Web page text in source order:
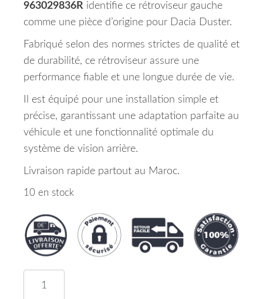
963029836R identifie ce rétroviseur gauche
comme une pièce d’origine pour Dacia Duster.
Fabriqué selon des normes strictes de qualité et
de durabilité, ce rétroviseur assure une
performance fiable et une longue durée de vie.
Il est équipé pour une installation simple et
précise, garantissant une adaptation parfaite au
véhicule et une fonctionnalité optimale du
système de vision arrière.
Livraison rapide partout au Maroc.
10 en stock